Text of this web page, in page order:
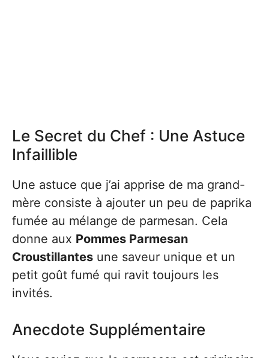
Le Secret du Chef : Une Astuce
Infaillible
Une astuce que j’ai apprise de ma grand-
mère consiste à ajouter un peu de paprika
fumée au mélange de parmesan. Cela
donne aux Pommes Parmesan
Croustillantes une saveur unique et un
petit goût fumé qui ravit toujours les
invités.
Anecdote Supplémentaire